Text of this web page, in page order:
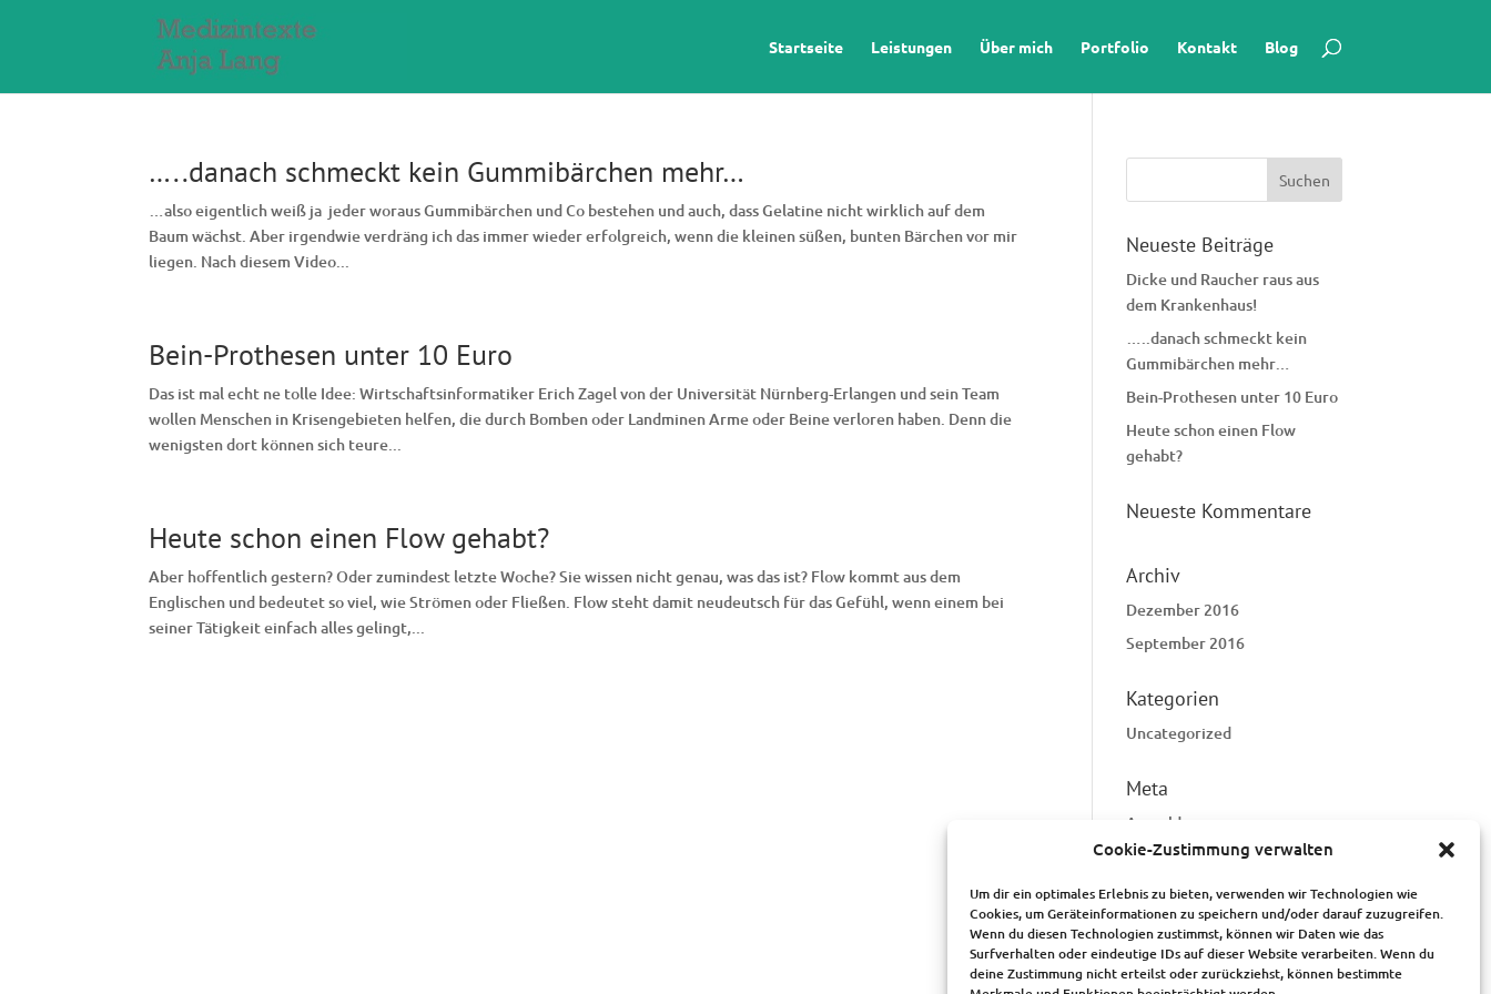
Cookie-Zustimmung verwalten
Um dir ein optimales Erlebnis zu bieten, verwenden wir Technologien wie
Cookies, um Geräteinformationen zu speichern und/oder darauf zuzugreifen.
Wenn du diesen Technologien zustimmst, können wir Daten wie das
Surfverhalten oder eindeutige IDs auf dieser Website verarbeiten. Wenn du
deine Zustimmung nicht erteilst oder zurückziehst, können bestimmte
Startseite Leistungen Über mich Portfolio Kontakt Blog
…..danach schmeckt kein Gummibärchen mehr…
…also eigentlich weiß ja jeder woraus Gummibärchen und Co bestehen und auch, dass Gelatine nicht wirklich auf dem
Baum wächst. Aber irgendwie verdräng ich das immer wieder erfolgreich, wenn die kleinen süßen, bunten Bärchen vor mir
liegen. Nach diesem Video...
Bein-Prothesen unter 10 Euro
Das ist mal echt ne tolle Idee: Wirtschaftsinformatiker Erich Zagel von der Universität Nürnberg-Erlangen und sein Team
wollen Menschen in Krisengebieten helfen, die durch Bomben oder Landminen Arme oder Beine verloren haben. Denn die
wenigsten dort können sich teure...
Heute schon einen Flow gehabt?
Aber hoffentlich gestern? Oder zumindest letzte Woche? Sie wissen nicht genau, was das ist? Flow kommt aus dem
Englischen und bedeutet so viel, wie Strömen oder Fließen. Flow steht damit neudeutsch für das Gefühl, wenn einem bei
seiner Tätigkeit einfach alles gelingt,...
Neueste Beiträge
Dicke und Raucher raus aus
dem Krankenhaus!
…..danach schmeckt kein
Gummibärchen mehr…
Bein-Prothesen unter 10 Euro
Heute schon einen Flow
gehabt?
Neueste Kommentare
Archiv
Dezember 2016
September 2016
Kategorien
Uncategorized
Meta
Anmelden
Eintrags-Feed
Kommentar-Feed
WordPress.org